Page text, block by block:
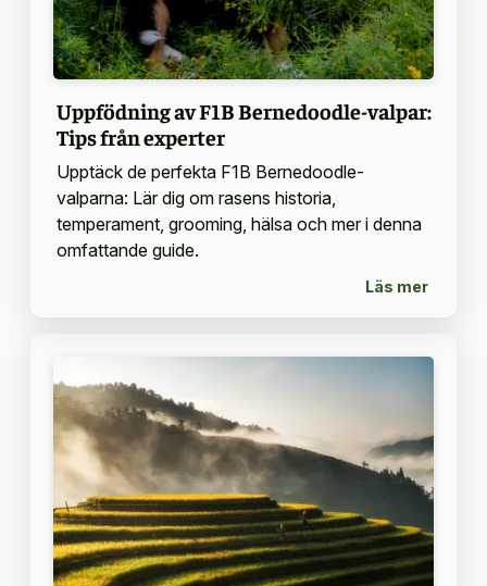
Uppfödning av F1B Bernedoodle-valpar:
Tips från experter
Upptäck de perfekta F1B Bernedoodle-
valparna: Lär dig om rasens historia,
temperament, grooming, hälsa och mer i denna
omfattande guide.
Läs mer